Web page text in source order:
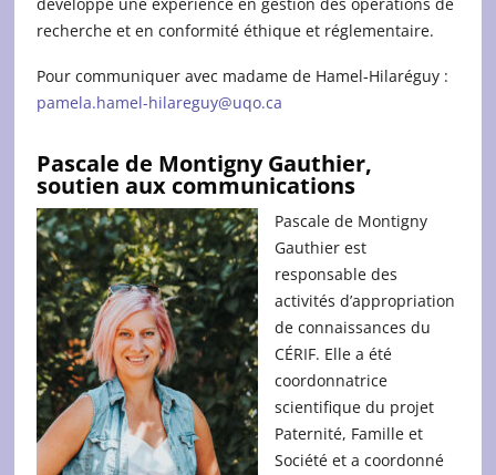
recherche et en conformité éthique et réglementaire.
Pour communiquer avec madame de Hamel-Hilaréguy :
pamela.hamel-hilareguy@uqo.ca
Pascale de Montigny Gauthier,
soutien aux communications
Pascale de Montigny
Gauthier est
responsable des
activités d’appropriation
de connaissances du
CÉRIF. Elle a été
coordonnatrice
scientifique du projet
Paternité, Famille et
Société et a coordonné